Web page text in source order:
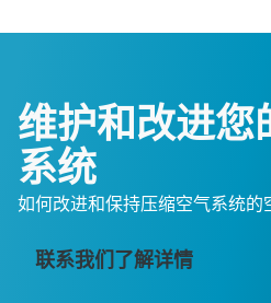
维护和改进您
系统
如何改进和保持压缩空气系统的
联系我们了解详情